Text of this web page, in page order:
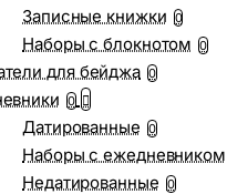
Записные книжки 0
Наборы с блокнотом 0
для бейджа 0
0
Датированные 0
Наборы с ежедневником
Недатированные 0